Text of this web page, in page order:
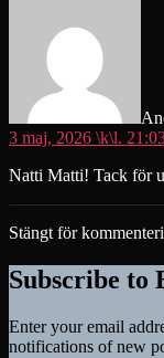
3 maj, 2026 \k\l.
Natti Matti! Tack för
Stängt för
Subscribe to
Enter your email
notifications of new